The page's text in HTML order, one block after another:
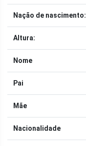
Nação de nascimento:
Altura:
Nome
Pai
Mãe
Nacionalidade